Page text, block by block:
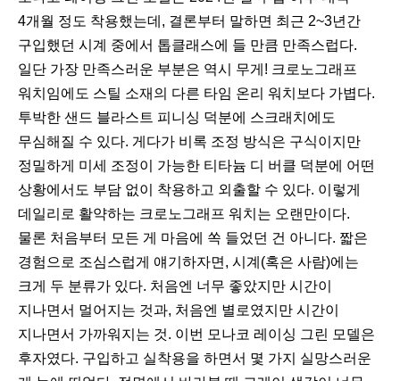
4개월 정도 착용했는데, 결론부터 말하면 최근 2~3년간
구입했던 시계 중에서 톱클래스에 들 만큼 만족스럽다.
일단 가장 만족스러운 부분은 역시 무게! 크로노그래프
워치임에도 스틸 소재의 다른 타임 온리 워치보다 가볍다.
투박한 샌드 블라스트 피니싱 덕분에 스크래치에도
무심해질 수 있다. 게다가 비록 조정 방식은 구식이지만
정밀하게 미세 조정이 가능한 티타늄 디 버클 덕분에 어떤
상황에서도 부담 없이 착용하고 외출할 수 있다. 이렇게
데일리로 활약하는 크로노그래프 워치는 오랜만이다.
물론 처음부터 모든 게 마음에 쏙 들었던 건 아니다. 짧은
경험으로 조심스럽게 얘기하자면, 시계(혹은 사람)에는
크게 두 분류가 있다. 처음엔 너무 좋았지만 시간이
지나면서 멀어지는 것과, 처음엔 별로였지만 시간이
지나면서 가까워지는 것. 이번 모나코 레이싱 그린 모델은
후자였다. 구입하고 실착용을 하면서 몇 가지 실망스러운